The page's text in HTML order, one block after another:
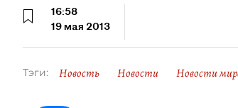
16:58
19 мая 2013
Тэги: Новость Новости Новости